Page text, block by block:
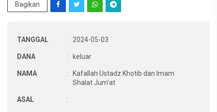
Bagikan
TANGGAL : 2024-05-03
DANA : keluar
NAMA :
Kafallah Ustadz Khotib dan Imam
Shalat Jum’at
ASAL :